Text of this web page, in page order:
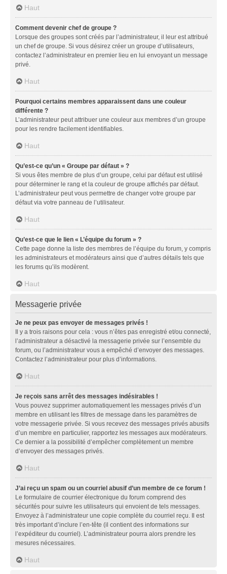
Haut
Comment devenir chef de groupe ?
Lorsque des groupes sont créés par l’administrateur, il leur est attribué
un chef de groupe. Si vous désirez créer un groupe d’utilisateurs,
contactez l’administrateur en premier lieu en lui envoyant un message
privé.
Haut
Pourquoi certains membres apparaissent dans une couleur
différente ?
L’administrateur peut attribuer une couleur aux membres d’un groupe
pour les rendre facilement identifiables.
Haut
Qu’est-ce qu’un « Groupe par défaut » ?
Si vous êtes membre de plus d’un groupe, celui par défaut est utilisé
pour déterminer le rang et la couleur de groupe affichés par défaut.
L’administrateur peut vous permettre de changer votre groupe par
défaut via votre panneau de l’utilisateur.
Haut
Qu’est-ce que le lien « L’équipe du forum » ?
Cette page donne la liste des membres de l’équipe du forum, y compris
les administrateurs et modérateurs ainsi que d’autres détails tels que
les forums qu’ils modèrent.
Haut
Messagerie privée
Je ne peux pas envoyer de messages privés !
Il y a trois raisons pour cela : vous n’êtes pas enregistré et/ou connecté,
l’administrateur a désactivé la messagerie privée sur l’ensemble du
forum, ou l’administrateur vous a empêché d’envoyer des messages.
Contactez l’administrateur pour plus d’informations.
Haut
Je reçois sans arrêt des messages indésirables !
Vous pouvez supprimer automatiquement les messages privés d’un
membre en utilisant les filtres de message dans les paramètres de
votre messagerie privée. Si vous recevez des messages privés abusifs
d’un membre en particulier, rapportez les messages aux modérateurs.
Ce dernier a la possibilité d’empêcher complètement un membre
d’envoyer des messages privés.
Haut
J’ai reçu un spam ou un courriel abusif d’un membre de ce forum !
Le formulaire de courrier électronique du forum comprend des
sécurités pour suivre les utilisateurs qui envoient de tels messages.
Envoyez à l’administrateur une copie complète du courriel reçu. Il est
très important d’inclure l’en-tête (il contient des informations sur
l’expéditeur du courriel). L’administrateur pourra alors prendre les
mesures nécessaires.
Haut